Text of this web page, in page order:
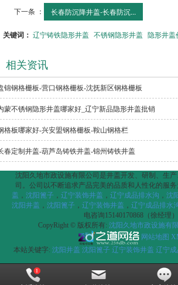
下一条 ： 长春防沉降井盖-长春防沉...
关键词： 辽宁铸铁隐形井盖 不锈钢隐形井盖 隐形井盖
相关资讯
锦钢格栅板-营口钢格栅板-沈抚新区钢格栅板
蒙不锈钢隐形井盖哪家好_辽宁新品隐形井盖批销
格板哪家好-兴安盟钢格栅板-鞍山钢格栏
春定制井盖-葫芦岛铸铁井盖-锦州铸铁井盖
沈阳久地市政设施有限公司是井盖开发、研制、生
司。公司以不断追求产品完美的品质和人性化的服务
盖 ， 沈阳篦子 ， 辽宁装饰井盖 ， 辽宁成品排水沟 ， 沈
沈阳井盖 ， 沈阳篦子 ， 辽宁装饰井盖 ， 辽宁成品排水
电咨询15140170868（徐经理）
CopyRight © 版权所有: 沈阳久地市政设施有
网站地图
本站关键字: 沈阳井盖 沈阳篦子 辽宁装饰井盖 辽宁